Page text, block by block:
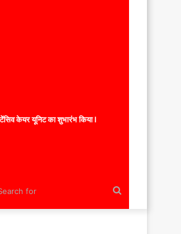
केयर यूनिट का शुभारंभ किया l